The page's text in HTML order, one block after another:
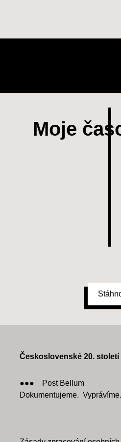
Moje
Československé 20. století
●●● Post Bellum
Dokumentujeme.